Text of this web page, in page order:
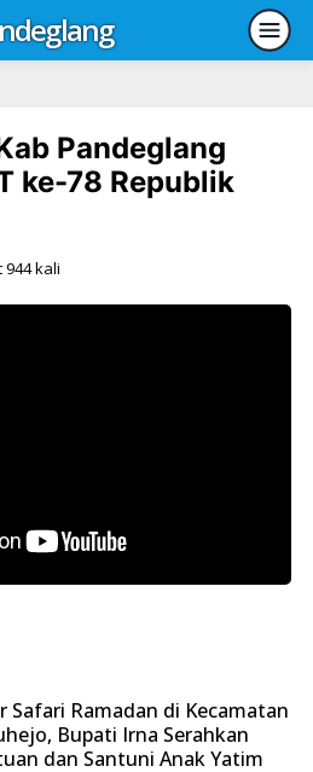
Pandeglang
ke-78 Republik
944 kali
Safari Ramadan di Kecamatan
Bupati Irna Serahkan
dan Santuni Anak Yatim